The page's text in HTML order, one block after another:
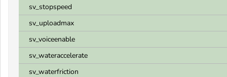
sv_stopspeed
sv_uploadmax
sv_voiceenable
sv_wateraccelerate
sv_waterfriction